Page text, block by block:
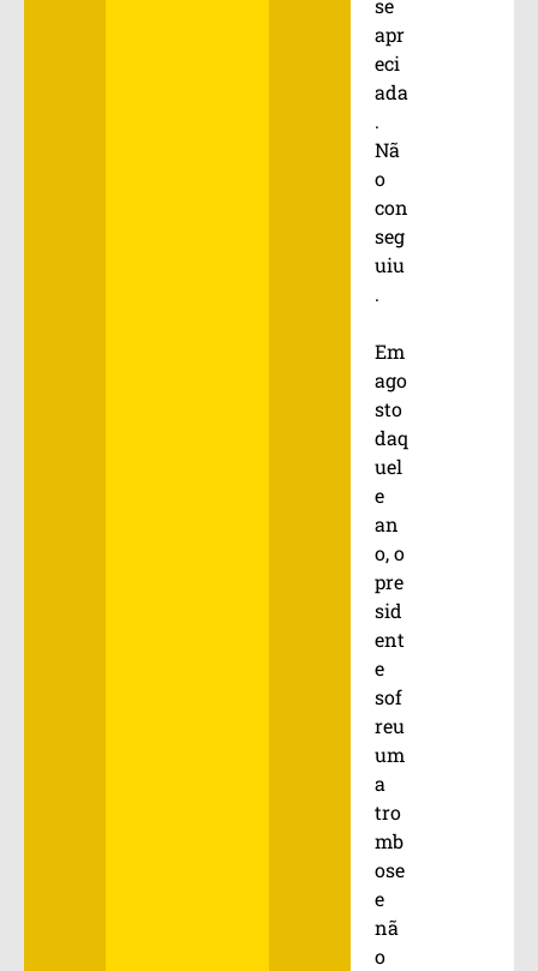
se
apr
eci
ada
.
Nã
o
con
seg
uiu
.
Em
ago
sto
daq
uel
e
an
o, o
pre
sid
ent
e
sof
reu
um
a
tro
mb
ose
e
nã
o